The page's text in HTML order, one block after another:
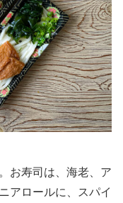
お寿司は、海老、ア
アロールに、スパイ